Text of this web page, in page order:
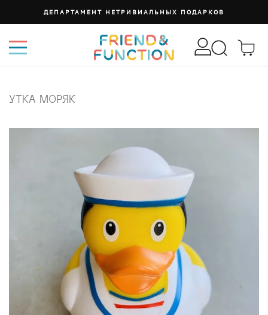
ДЕПАРТАМЕНТ НЕТРИВИАЛЬНЫХ ПОДАРКОВ
УТКА МОРЯК